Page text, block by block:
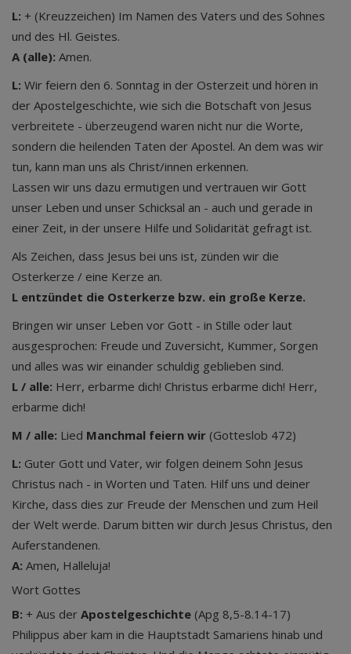
L: + (Kreuzzeichen) Im Namen des Vaters und des Sohnes
und des Hl. Geistes.
A (alle): Amen.
L: Wir feiern den 6. Sonntag in der Osterzeit und hören in
der Apostelgeschichte, wie sich die Botschaft von Jesus
verbreitete - überzeugend waren nicht nur die Worte,
sondern die heilenden Taten der Apostel. An dem was wir
tun, kann man uns als Christ/innen erkennen.
Lassen wir uns dazu ermutigen und vertrauen wir Gott
unser Leben und unser Schicksal an - auch und gerade in
einer Zeit, in der unsere Hilfe und Solidarität gefragt ist.
Als Zeichen, dass Jesus bei uns ist, zünden wir die
Osterkerze / eine Kerze an.
L entzündet die Osterkerze bzw. ein große Kerze.
Bringen wir unser Leben vor Gott - in Stille oder laut
ausgesprochen: Freude und Zuversicht, Kummer, Sorgen
und alles was wir einander schuldig geblieben sind.
L / alle: Herr, erbarme dich! Christus erbarme dich! Herr,
erbarme dich!
M / alle: Lied Manchmal feiern wir (Gotteslob 472)
L: Guter Gott und Vater, wir folgen deinem Sohn Jesus
Christus nach - in Worten und Taten. Hilf uns und deiner
Kirche, dass dies zur Freude der Menschen und zum Heil
der Welt werde. Darum bitten wir durch Jesus Christus, den
Auferstandenen.
A: Amen, Halleluja!
Wort Gottes
B: + Aus der Apostelgeschichte (Apg 8,5-8.14-17)
Philippus aber kam in die Hauptstadt Samariens hinab und